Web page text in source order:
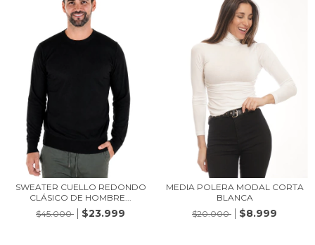
SWEATER CUELLO REDONDO
CLÁSICO DE HOMBRE...
$45.000
$23.999
MEDIA POLERA MODAL CORTA
BLANCA
$20.000
$8.999